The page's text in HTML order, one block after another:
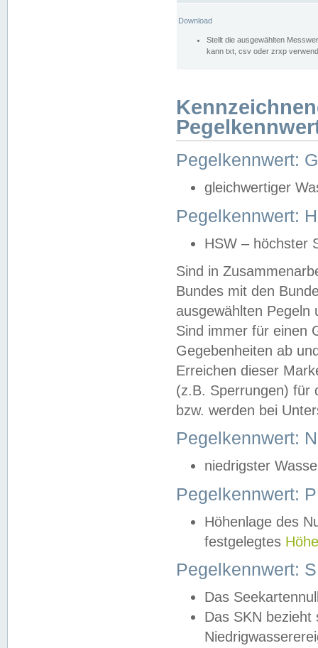
Download
Stellt die ausgewählten
kann txt, csv oder zrxp
Pegelkennwert:
gleichwertiger
Pegelkennwert:
HSW – höchster
Sind in
Bundes mit den
ausgewählten
Sind immer für einen
Gegebenheiten ab
Erreichen dieser
(z.B. Sperrungen) für
bzw. werden bei
Pegelkennwert:
niedrigster
Pegelkennwert:
Höhenlage des
festgelegtes
Pegelkennwert:
Das
Das SKN